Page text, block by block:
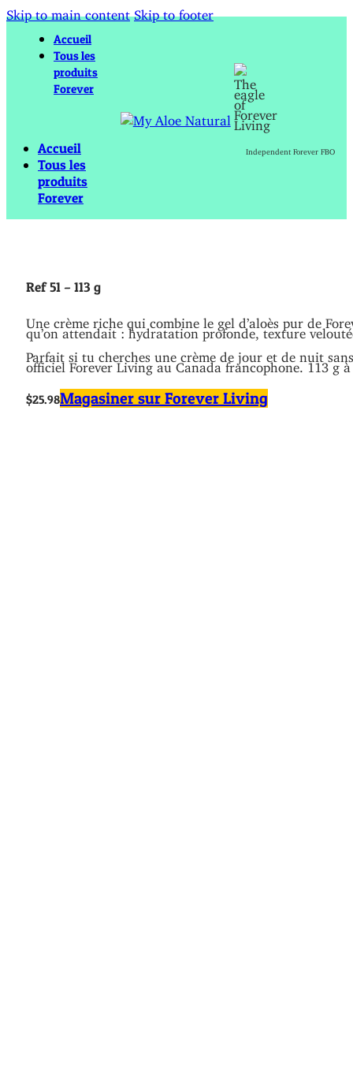
Skip to main content Skip to footer
Accueil
Tous les
produits
Forever
Accueil
Tous les
produits
Forever
Independent Forever FBO
Ref 51 – 113 g
Une crème riche qui combine le gel d’aloès pur de
qu’on attendait : hydratation profonde, texture
Parfait si tu cherches une crème de jour et de nuit
officiel Forever Living au Canada francophone. 113 g
$25.98Magasiner sur Forever Living